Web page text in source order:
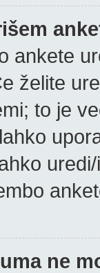
ankete
želite
to je
ne